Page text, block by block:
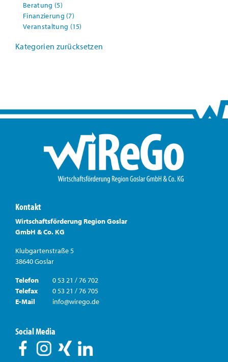
Beratung (5)
Finanzierung (7)
Veranstaltung (15)
Kategorien zurücksetzen
Kontakt
Wirtschaftsförderung Region Goslar
GmbH & Co. KG
Klubgartenstraße 5
38640 Goslar
Telefon
0 53 21 / 76 702
Telefax
0 53 21 / 76 705
E-Mail
info@wirego.de
Social Media